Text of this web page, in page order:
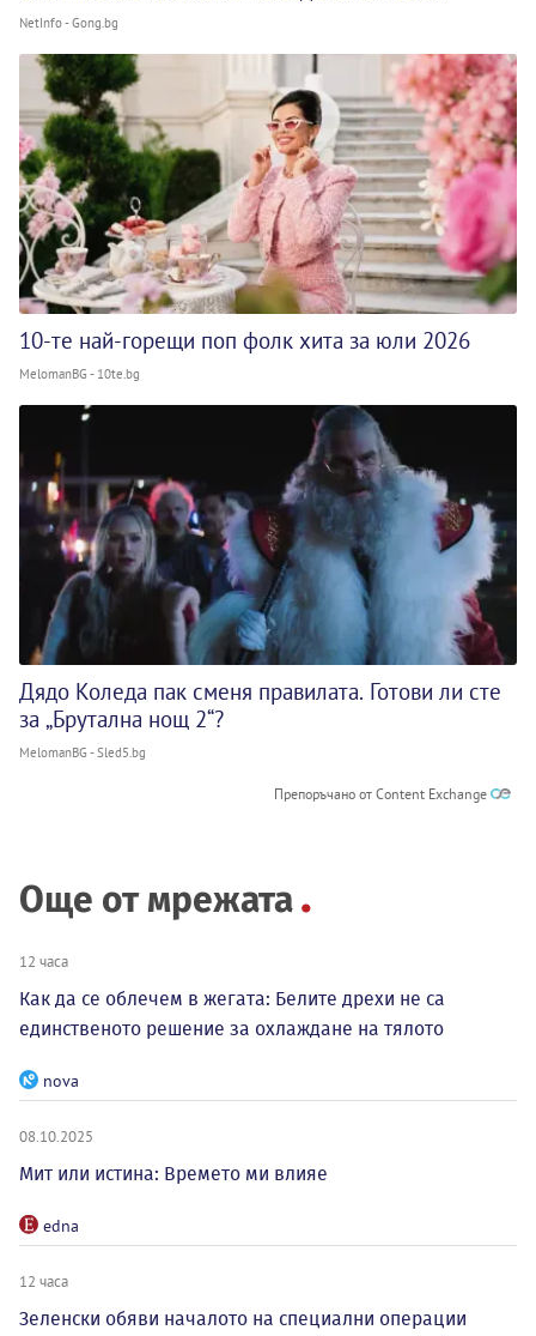
NetInfo - Gong.bg
10-те най-горещи поп фолк хита за юли 2026
MelomanBG - 10te.bg
Дядо Коледа пак сменя правилата. Готови ли сте
за „Брутална нощ 2“?
MelomanBG - Sled5.bg
Препоръчано от Content Exchange
Още от мрежата
12 часа
Как да се облечем в жегата: Белите дрехи не са
единственото решение за охлаждане на тялото
nova
08.10.2025
Мит или истина: Времето ми влияе
edna
12 часа
Зеленски обяви началото на специални операции